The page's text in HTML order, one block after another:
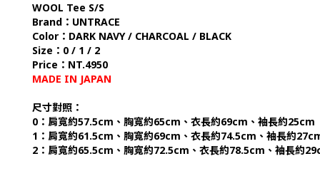
WOOL Tee S/S
Brand：UNTRACE
Color：DARK NAVY / CHARCOAL / BLACK
Size：0 / 1 / 2
Price：NT.4950
MADE IN JAPAN
尺寸對照：
0：肩寬約57.5cm、胸寬約65cm、衣長約69cm、袖長約25cm
1：肩寬約61.5cm、胸寬約69cm、衣長約74.5cm、袖長約
2：肩寬約65.5cm、胸寬約72.5cm、衣長約78.5cm、袖長約